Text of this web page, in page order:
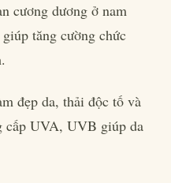
cương dương ở nam
tăng cường chức
đẹp da, thải độc tố và
cấp UVA, UVB giúp da